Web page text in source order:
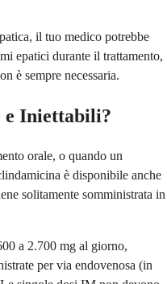
il tuo medico potrebbe
epatici durante il trattamento,
è sempre necessaria.
e Iniettabili?
orale, o quando un
è disponibile anche
solitamente somministrata in
a 2.700 mg al giorno,
per via endovenosa (in